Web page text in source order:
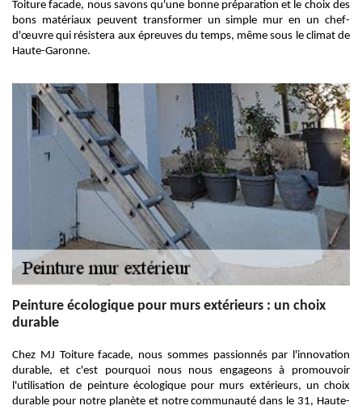
Toiture facade, nous savons qu'une bonne préparation et le choix des
bons matériaux peuvent transformer un simple mur en un chef-
d'œuvre qui résistera aux épreuves du temps, même sous le climat de
Haute-Garonne.
Peinture écologique pour murs extérieurs : un choix
durable
Chez MJ Toiture facade, nous sommes passionnés par l'innovation
durable, et c'est pourquoi nous nous engageons à promouvoir
l'utilisation de peinture écologique pour murs extérieurs, un choix
durable pour notre planète et notre communauté dans le 31, Haute-